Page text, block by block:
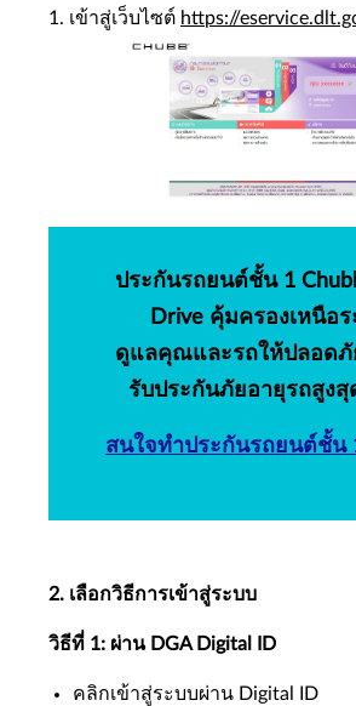
1. เข้าสู่เว็บไซต์ https://
ประกันรถยนต์ชั้น 1
Drive คุ้มครองเหนือ
ดูแลคุณและรถให้ปลอดภั
รับประกันภัยอายุรถสูงสุ
สนใจทำประกันรถยนต์ชั้น
2. เลือกวิธีการเข้าสู่ระบบ
วิธีที่ 1: ผ่าน DGA Digital ID
คลิกเข้าสู่ระบบผ่าน Digital ID